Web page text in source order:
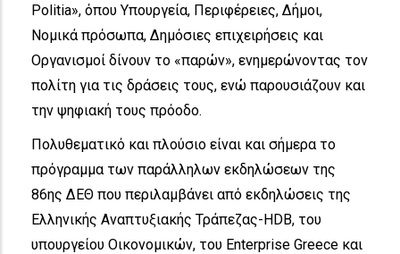
Politia», όπου Υπουργεία, Περιφέρειες, Δήμοι,
Νομικά πρόσωπα, Δημόσιες επιχειρήσεις και
Οργανισμοί δίνουν το «παρών», ενημερώνοντας τον
πολίτη για τις δράσεις τους, ενώ παρουσιάζουν και
την ψηφιακή τους πρόοδο.
Πολυθεματικό και πλούσιο είναι και σήμερα το
πρόγραμμα των παράλληλων εκδηλώσεων της
86ης ΔΕΘ που περιλαμβάνει από εκδηλώσεις της
Ελληνικής Αναπτυξιακής Τράπεζας-HDB, του
υπουργείου Οικονομικών, του Enterprise Greece και